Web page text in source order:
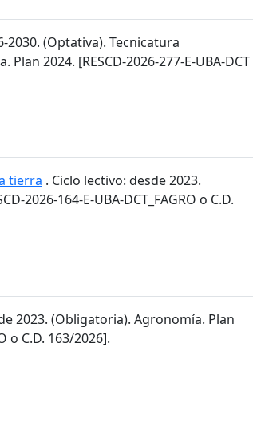
2030. (Optativa). Tecnicatura
2024. [RESCD-2026-277-E-UBA-DCT
tierra . Ciclo lectivo: desde 2023.
2026-164-E-UBA-DCT_FAGRO o C.D.
2023. (Obligatoria). Agronomía. Plan
o C.D. 163/2026].